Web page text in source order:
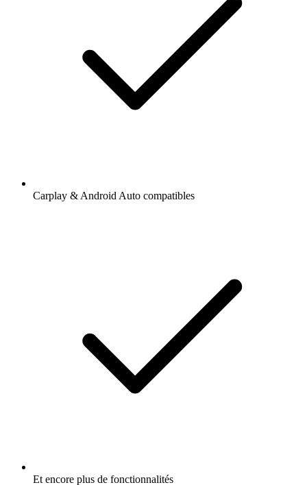
Carplay & Android Auto compatibles
Et encore plus de fonctionnalités